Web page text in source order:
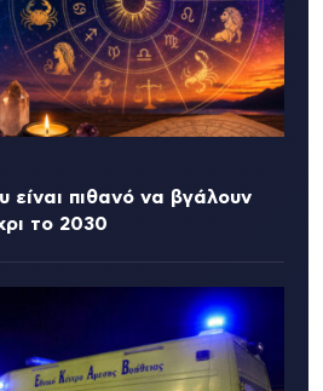
είναι πιθανό να βγάλουν
το 2030